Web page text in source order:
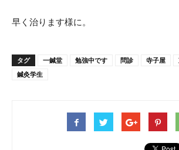
早く治ります様に。
タグ 一鍼堂 勉強中です 問診 寺子屋
鍼灸学生